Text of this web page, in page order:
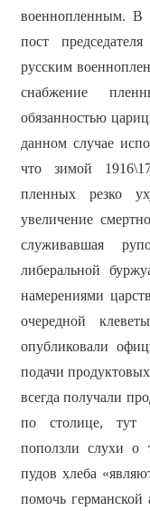
военнопленным. В
пост
русским
снабжение
обязанностью
данном случае
что зимой
пленных резко
увеличение
служивавшая
либеральной
намерениями
очередной
опубликовали
подачи
всегда получали
по столице, тут
поползли слухи о
пудов хлеба
помочь